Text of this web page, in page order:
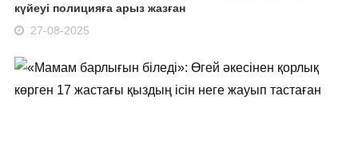
күйеуі полицияға арыз жазған
27-08-2025